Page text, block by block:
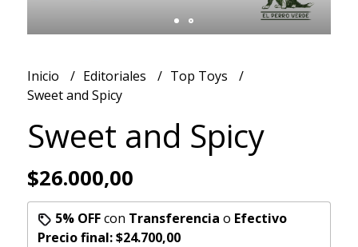
Inicio Editoriales
Top Toys
Sweet and Spicy
Sweet and Spicy
$26.000,00
5% OFFcon Transferencia o Efectivo
Precio final:$24.700,00